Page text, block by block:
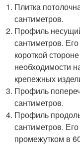
Плитка
сантиметров.
Профиль
сантиметров.
короткой
необходимости
крепежных
Профиль
сантиметров.
Профиль
сантиметров.
промежутком в